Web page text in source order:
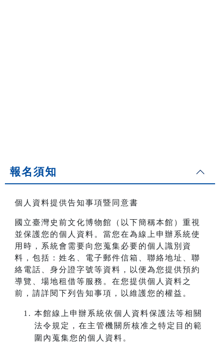
報名須知
個人資料提供告知事項暨同意書
國立臺灣史前文化博物館（以下簡稱本館）重視
並保護您的個人資料。當您在為線上申辦系統使
用時，系統會需要向您蒐集必要的個人識別資
料，包括：姓名、電子郵件信箱、聯絡地址、聯
絡電話、身分證字號等資料，以便為您提供預約
導覽、場地租借等服務。在您提供個人資料之
前，請詳閱下列告知事項，以維護您的權益。
本館線上申辦系統依個人資料保護法等相關
法令規定，在主管機關所核准之特定目的範
圍內蒐集您的個人資料。